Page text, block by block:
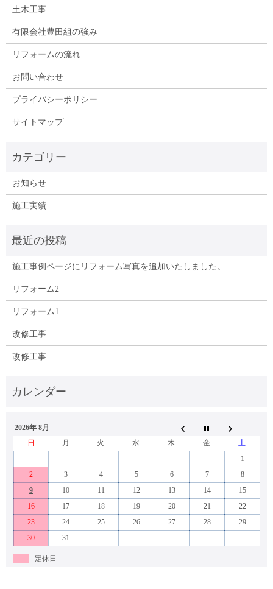
土木工事
有限会社豊田組の強み
リフォームの流れ
お問い合わせ
プライバシーポリシー
サイトマップ
お知らせ
施工実績
施工事例ページにリフォーム写真を追加いたしました。
リフォーム2
リフォーム1
改修工事
改修工事
2026年 8月
日
月 火 水 木 金
土
1
2
3 4 5 6 7
8
9
10 11 12 13 14
15
16
17 18 19 20 21
22
23
24 25 26 27 28
29
30
31
定休日